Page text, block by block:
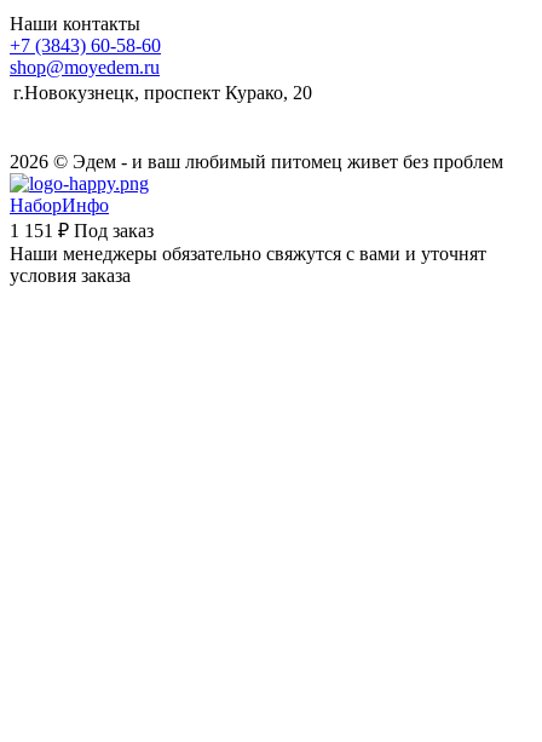
Наши контакты
+7 (3843) 60-58-60
shop@moyedem.ru
г.Новокузнецк, проспект Курако, 20
2026 © Эдем - и ваш любимый питомец живет без проблем
НаборИнфо
1 151 ₽ Под заказ
Наши менеджеры обязательно свяжутся с вами и уточнят
условия заказа